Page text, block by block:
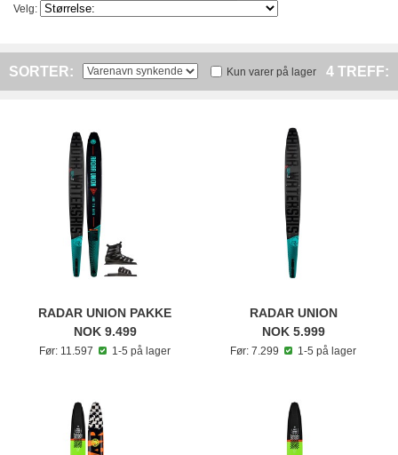
Velg:
SORTER: Kun varer på lager 4 TREFF:
RADAR UNION PAKKE
NOK 9.499
Før: 11.597 1-5 på lager
RADAR UNION
NOK 5.999
Før: 7.299 1-5 på lager